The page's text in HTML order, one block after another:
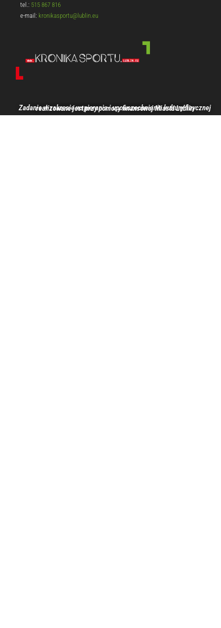
tel.: 515 867 816
e-mail: kronikasportu@lublin.eu
Zadanie w zakresie wspierania i upowszechniania kultury fizycznej realizowane jest przy pomocy finansowej Miasta Lublin